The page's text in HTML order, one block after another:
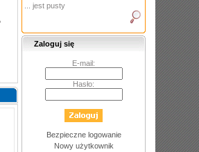
... jest pusty
Zaloguj się
E-mail:
Hasło:
Bezpieczne logowanie
Nowy użytkownik